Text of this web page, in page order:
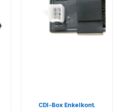
CDI-Box Enkelkont.